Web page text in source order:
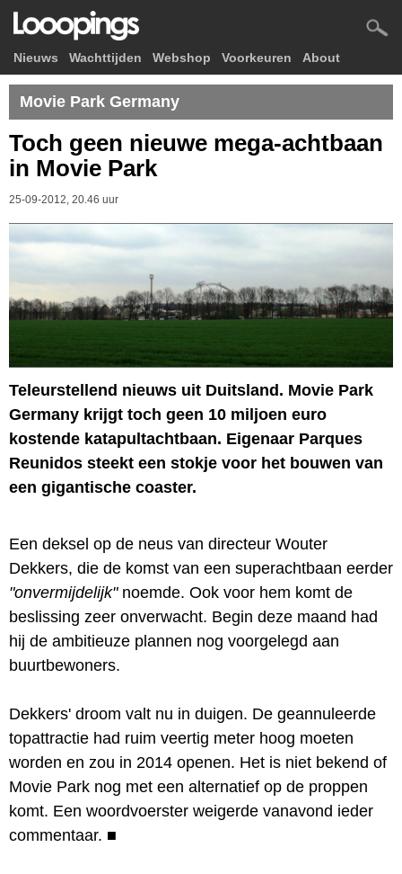
Nieuws Wachttijden Webshop Voorkeuren About
Movie Park Germany
Toch geen nieuwe mega-achtbaan
in Movie Park
25-09-2012, 20.46 uur
Teleurstellend nieuws uit Duitsland. Movie Park
Germany krijgt toch geen 10 miljoen euro
kostende katapultachtbaan. Eigenaar Parques
Reunidos steekt een stokje voor het bouwen van
een gigantische coaster.
Een deksel op de neus van directeur Wouter
Dekkers, die de komst van een superachtbaan eerder
"onvermijdelijk"noemde. Ook voor hem komt de
beslissing zeer onverwacht. Begin deze maand had
hij de ambitieuze plannen nog voorgelegd aan
buurtbewoners.
Dekkers' droom valt nu in duigen. De geannuleerde
topattractie had ruim veertig meter hoog moeten
worden en zou in 2014 openen. Het is niet bekend of
Movie Park nog met een alternatief op de proppen
komt. Een woordvoerster weigerde vanavond ieder
commentaar. ■